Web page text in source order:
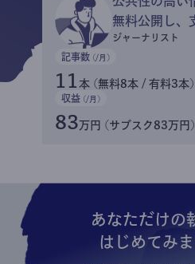
無料公開し、
ジャーナリスト
記事数 (/月)
11 本 (無料8本 / 有料3本)
収益 (/月)
83万円 (サブスク83万円)
あなただけの
はじめてみ